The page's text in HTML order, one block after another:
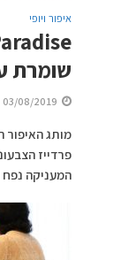
איפור ויופי
שומרת
03/08/2019
מותג האיפור
פרדייז
המעניקה נפח